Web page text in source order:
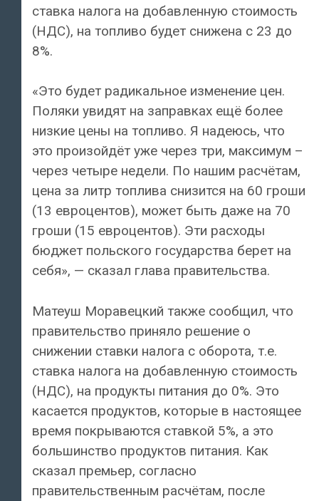
ставка налога на добавленную стоимость
(НДС), на топливо будет снижена с 23 до
8%.
«Это будет радикальное изменение цен.
Поляки увидят на заправках ещё более
низкие цены на топливо. Я надеюсь, что
это произойдёт уже через три, максимум –
через четыре недели. По нашим расчётам,
цена за литр топлива снизится на 60 гроши
(13 евроцентов), может быть даже на 70
гроши (15 евроцентов). Эти расходы
бюджет польского государства берет на
себя», — сказал глава правительства.
Матеуш Моравецкий также сообщил, что
правительство приняло решение о
снижении ставки налога с оборота, т.е.
ставка налога на добавленную стоимость
(НДС), на продукты питания до 0%. Это
касается продуктов, которые в настоящее
время покрываются ставкой 5%, а это
большинство продуктов питания. Как
сказал премьер, согласно
правительственным расчётам, после